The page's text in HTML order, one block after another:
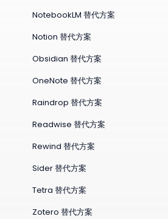
NotebookLM 替代方案
Notion 替代方案
Obsidian 替代方案
OneNote 替代方案
Raindrop 替代方案
Readwise 替代方案
Rewind 替代方案
Sider 替代方案
Tetra 替代方案
Zotero 替代方案